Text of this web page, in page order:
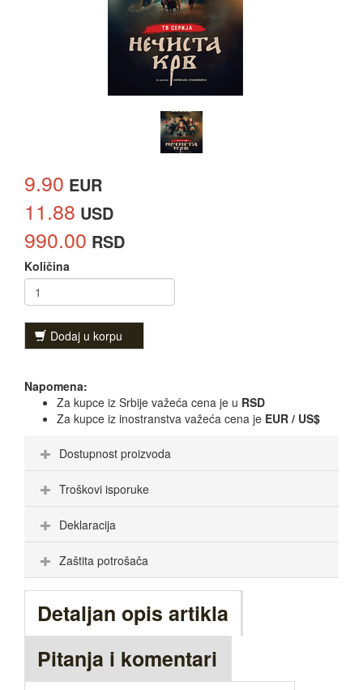
9.90 EUR
11.88 USD
990.00 RSD
Količina
Dodaj u korpu
Napomena:
Za kupce iz Srbije važeća cena je u RSD
Za kupce iz inostranstva važeća cena je EUR / US$
Dostupnost proizvoda
Troškovi isporuke
Deklaracija
Zaštita potrošača
Detaljan opis artikla
Pitanja i komentari